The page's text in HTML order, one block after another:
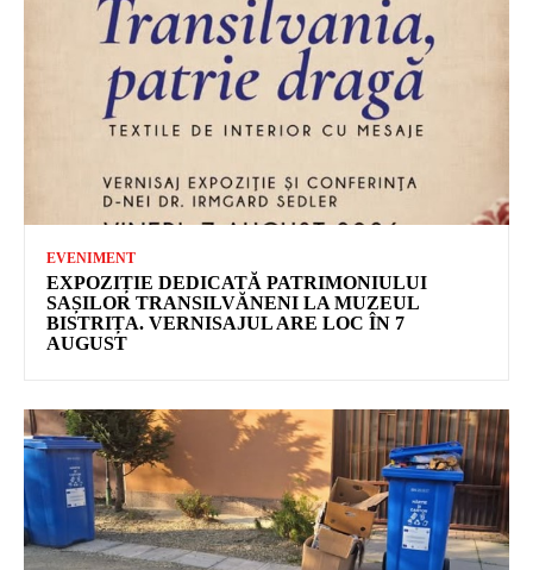
EVENIMENT
EXPOZIȚIE DEDICATĂ PATRIMONIULUI
SAȘILOR TRANSILVĂNENI LA MUZEUL
BISTRIȚA. VERNISAJUL ARE LOC ÎN 7
AUGUST